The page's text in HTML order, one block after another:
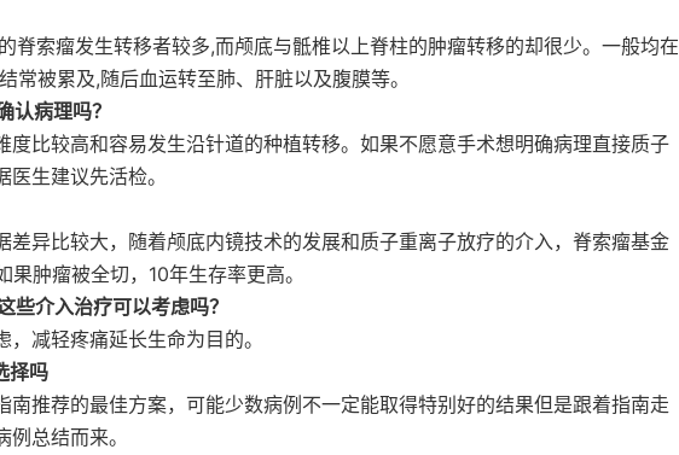
脊索瘤发生转移者较多,而颅底与骶椎以上脊柱的肿瘤转移的却很少。一般均在
常被累及,随后血运转至肺、肝脏以及腹膜等。
认病理吗？
度比较高和容易发生沿针道的种植转移。如果不愿意手术想明确病理直接质子
生建议先活检。
差异比较大，随着颅底内镜技术的发展和质子重离子放疗的介入，脊索瘤基金
肿瘤被全切，10年生存率更高。
些介入治疗可以考虑吗？
减轻疼痛延长生命为目的。
择吗
南推荐的最佳方案，可能少数病例不一定能取得特别好的结果但是跟着指南走
总结而来。